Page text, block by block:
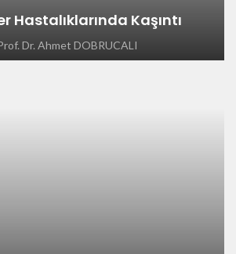
Hastalıklarında Kaşıntı
Dr. Ahmet DOBRUCALI